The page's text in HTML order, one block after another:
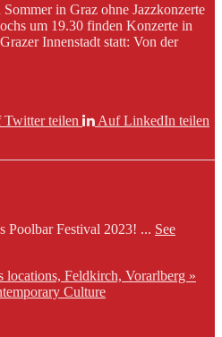
in Graz ohne Jazzkonzerte
um 19.30 finden Konzerte in
Innenstadt statt: Von der
Twitter teilen
Auf LinkedIn teilen
Poolbar Festival 2023! ... See
locations, Feldkirch, Vorarlberg »
Culture